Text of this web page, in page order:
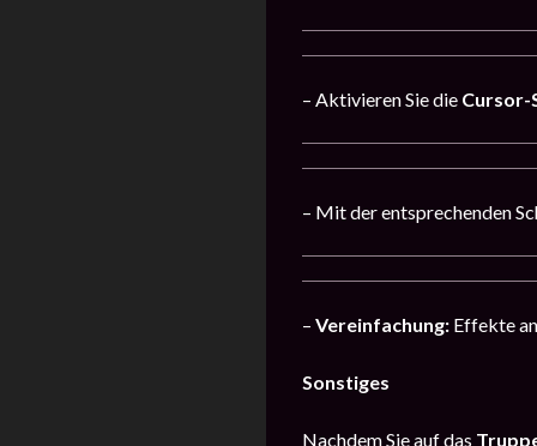
– Aktivieren Sie die Cursor-
– Mit der entsprechenden
– Vereinfachung: Effekte
Sonstiges
Nachdem Sie auf das